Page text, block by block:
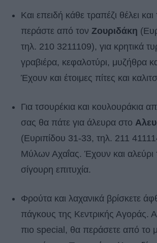
Και επειδή κάθε τραπέζι θέλει και
περάστε από τον Ζουριδάκη
τηλ. 210 3211109), για κρητικά
γραβιέρα, κεφαλοτύρι, μυζήθρα
Έχουν και έτοιμες πίτες και
Για τσουρέκια και κουλουράκια
σας θα πάτε για άλευρα στο
(Ευριπίδου 31-33, τηλ. 211
Μύλων Αχαΐας. Έχουν και αλεύρι
σίγουρη επιτυχία.
Φρούτα και λαχανικά βρίσκετε
πάγκους της Κεντρικής Αγοράς.
πιο special, θα περάσετε από το